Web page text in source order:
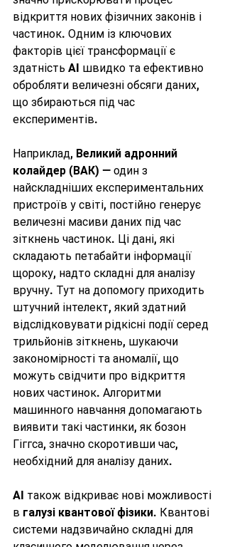
відкриття нових фізичних законів і
частинок. Одним із ключових
факторів цієї трансформації є
здатність AI швидко та ефективно
обробляти величезні обсяги даних,
що збираються під час
експериментів.
Наприклад, Великий адронний
колайдер (ВАК) — один з
найскладніших експериментальних
пристроїв у світі, постійно генерує
величезні масиви даних під час
зіткнень частинок. Ці дані, які
складають петабайти інформації
щороку, надто складні для аналізу
вручну. Тут на допомогу приходить
штучний інтелект, який здатний
відслідковувати рідкісні події серед
трильйонів зіткнень, шукаючи
закономірності та аномалії, що
можуть свідчити про відкриття
нових частинок. Алгоритми
машинного навчання допомагають
виявити такі частинки, як бозон
Гіггса, значно скоротивши час,
необхідний для аналізу даних.
AI також відкриває нові можливості
в галузі квантової фізики. Квантові
системи надзвичайно складні для